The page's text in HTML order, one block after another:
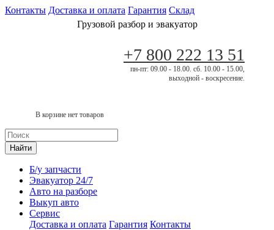
Контакты Доставка и оплата Гарантия Склад
Грузовой разбор и эвакуатор
+7 800 222 13 51
пн-пт: 09.00 - 18.00. сб. 10.00 - 15.00,
выходной - воскресение.
В корзине нет товаров
Найти
Б/у запчасти
Эвакуатор 24/7
Авто на разборе
Выкуп авто
Сервис
Доставка и оплата Гарантия Контакты